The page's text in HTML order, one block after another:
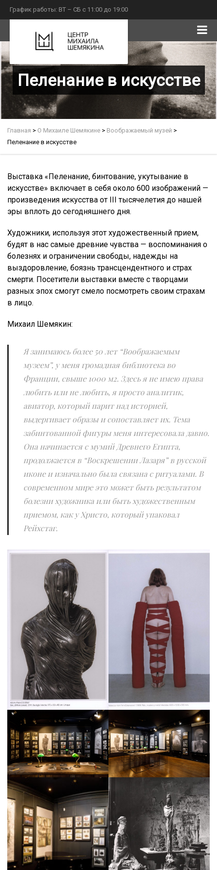
График работы: ВТ – СБ с 11:00 до 19:00
Пеленание в искусстве
Главная > О Михаиле Шемякине > Воображаемый музей >
Пеленание в искусстве
Выставка «Пеленание, бинтование, укутывание в
искусстве» включает в себя около 600 изображений —
произведения искусства от III тысячелетия до нашей
эры вплоть до сегодняшнего дня.
Художники, используя этот художественный прием,
будят в нас самые древние чувства — воспоминания о
болезнях и ограничении свободы, надежды на
выздоровление, боязнь трансцендентного и страх
смерти. Посетители выставки вместе с творцами
разных эпох смогут смело посмотреть своим страхам
в лицо.
Михаил Шемякин:
Я занимаюсь более 50 лет “Воображаемым
музеем”, у меня громадная библиотека во
Франции, свыше 1000 м2. Здесь я не имею права
любить или не любить, я просто аналитик,
авиатор, который парит над историей,
выдергивает образы и сопоставляет их. Тема
забинтованной фигуры меня интересовала давно.
Она начинается с мумий Древнего Египта,
продолжается в “Воскрешении Лазаря” в русской
иконе и изначально была связана с ритуалами. В
современном мире это может быть результатом
болезни художника или быть художественным
приемом, как у Христо, который упаковал
Рейхстаг.